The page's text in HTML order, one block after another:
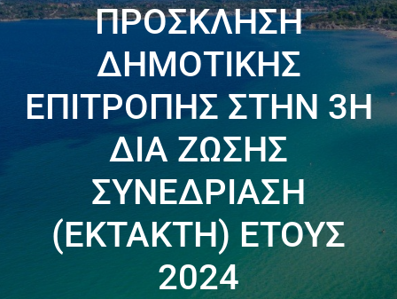
ΠΡΟΣΚΛΗΣΗ
ΔΗΜΟΤΙΚΗΣ
ΕΠΙΤΡΟΠΗΣ ΣΤΗΝ 3Η
ΔΙΑ ΖΩΣΗΣ
ΣΥΝΕΔΡΙΑΣΗ
(ΕΚΤΑΚΤΗ) ΕΤΟΥΣ
2024